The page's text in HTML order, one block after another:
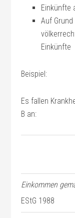
Einkünfte
Auf
Einkünfte
Beispiel:
Es fallen
B an:
Einkommen
EStG 1988